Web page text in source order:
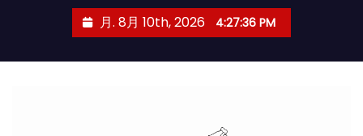
月. 8月 10th, 2026 4:27:36 PM